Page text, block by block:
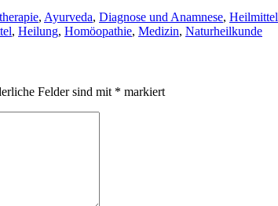
, Ayurveda, Diagnose und Anamnese, Heilmittel
, Heilung, Homöopathie, Medizin, Naturheilkunde
Felder sind mit * markiert